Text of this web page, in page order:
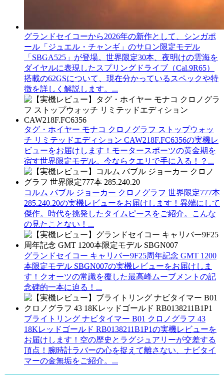
グランドセイコーから2026年の新作として、シンガポ
ール「ジュエル・チャンギ」のサロン限定モデル
「SBGA525」が登場。世界限定30本、夜明けの雲海を
ダイヤルに表現したスプリングドライブ（Cal.9R65）
搭載の62GSについて、現在分かっているスペックや特
徴を詳しく解説します。...
タグ・ホイヤー モナコ クロノグラフ ストップウォッ
チ リミテッドエディション CAW218F.FC6356の実機レ
ビューをお届けします！モータースポーツの黄金期を
宿す世界限定モデル。今ならクエリで手に入る！？...
コルム バブル ジョーカー クロノグラフ 世界限定777本
285.240.20の実機レビューをお届けします！異端にして
傑作。時代を挑発したタイムピースをご紹介。こんな
の見たことない！...
グランドセイコー キャリバー9F25周年記念 GMT 1200
本限定モデル SBGN007の実機レビューをお届けしま
す！クオーツの常識を覆した最高峰ムーブメントの記
念碑的一本に迫る！...
ブライトリング ナビタイマー B01 クロノグラフ 43
18Kレッドゴールド RB0138211B1P1の実機レビューを
お届けします！空の歴史とラグジュアリーが交差する
頂点！腕時計ラバーの心を捉えて離さない、ナビタイ
マーの金無垢をご紹介。...